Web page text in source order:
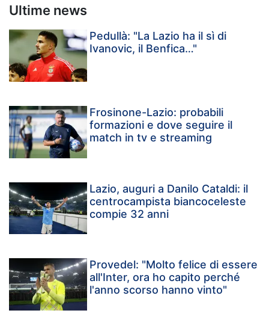
Ultime news
Pedullà: "La Lazio ha il sì di
Ivanovic, il Benfica…"
Frosinone-Lazio: probabili
formazioni e dove seguire il
match in tv e streaming
Lazio, auguri a Danilo Cataldi: il
centrocampista biancoceleste
compie 32 anni
Provedel: "Molto felice di essere
all'Inter, ora ho capito perché
l'anno scorso hanno vinto"